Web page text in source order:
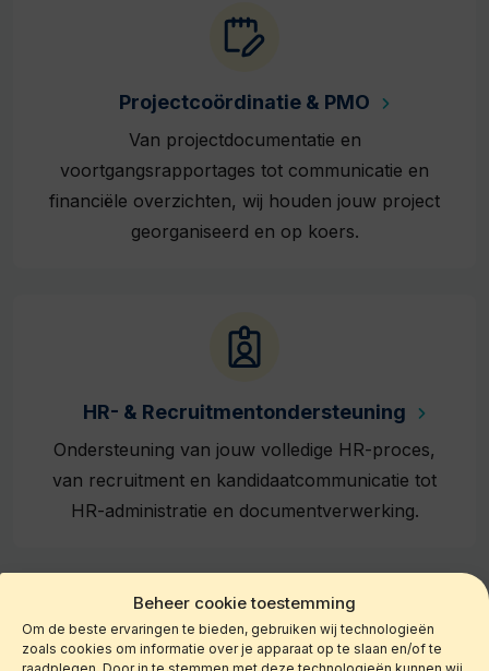
Beheer cookie toestemming
Om de beste ervaringen te bieden, gebruiken wij technologieën
zoals cookies om informatie over je apparaat op te slaan en/of te
raadplegen. Door in te stemmen met deze technologieën kunnen wij
Projectcoördinatie & PMO
Van projectdocumentatie en
voortgangsrapportages tot communicatie en
financiële overzichten, wij houden jouw project
georganiseerd en op koers.
HR- & Recruitmentondersteuning
Ondersteuning van jouw volledige HR-proces,
van recruitment en kandidaatcommunicatie tot
HR-administratie en documentverwerking.